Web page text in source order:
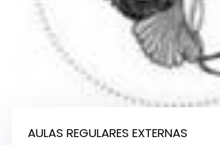
AULAS REGULARES EXTERNAS